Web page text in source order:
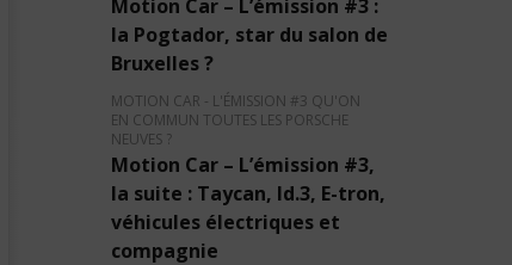
Motion Car – L’émission #3 :
la Pogtador, star du salon de
Bruxelles ?
MOTION CAR - L'ÉMISSION #3 QU'ON
EN COMMUN TOUTES LES PORSCHE
NEUVES ?
Motion Car – L’émission #3,
la suite : Taycan, Id.3, E-tron,
véhicules électriques et
compagnie